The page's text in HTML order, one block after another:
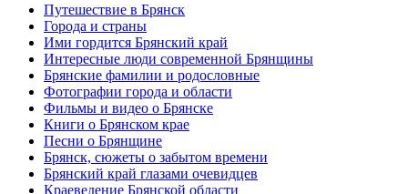
Путешествие в Брянск
Города и страны
Ими гордится Брянский край
Интересные люди современной Брянщины
Брянские фамилии и родословные
Фотографии города и области
Фильмы и видео о Брянске
Книги о Брянском крае
Песни о Брянщине
Брянск, сюжеты о забытом времени
Брянский край глазами очевидцев
Краеведение Брянской области